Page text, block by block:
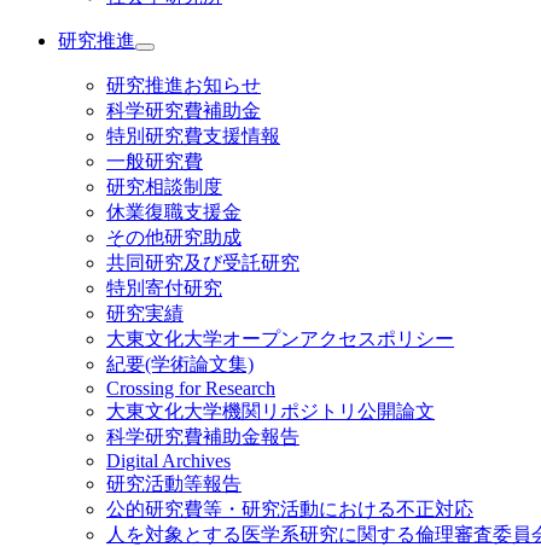
研究推進
研究推進お知らせ
科学研究費補助金
特別研究費支援情報
一般研究費
研究相談制度
休業復職支援金
その他研究助成
共同研究及び受託研究
特別寄付研究
研究実績
大東文化大学オープンアクセスポリシー
紀要(学術論文集)
Crossing for Research
大東文化大学機関リポジトリ公開論文
科学研究費補助金報告
Digital Archives
研究活動等報告
公的研究費等・研究活動における不正対応
人を対象とする医学系研究に関する倫理審査委員